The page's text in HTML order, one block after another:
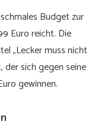
Budget zur
Euro reicht. Die
„Lecker muss nicht
der sich gegen seine
gewinnen.